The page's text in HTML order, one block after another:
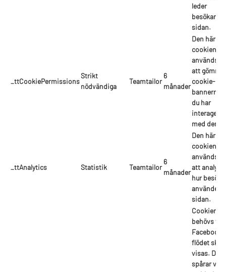
leder
besökarna
sidan.
_ttCookiePermissions
Strikt
nödvändiga
Teamtailor
6
månader
Den här
cookien
används
att gömma
cookie-
bannern
du har
interagerat
med den.
_ttAnalytics Statistik Teamtailor
6
månader
Den här
cookien
används
att
hur
använder
sidan.
Cookien
behövs för
Facebook-
flödet ska
visas. Den
spårar